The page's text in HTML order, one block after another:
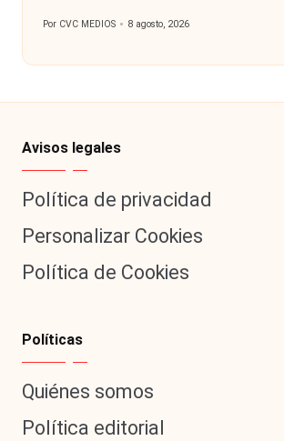
Publicado
Por CVC MEDIOS 8 agosto, 2026
Avisos legales
Política de privacidad
Personalizar Cookies
Política de Cookies
Políticas
Quiénes somos
Política editorial